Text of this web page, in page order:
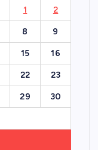
1 2
8 9
15 16
22 23
29 30